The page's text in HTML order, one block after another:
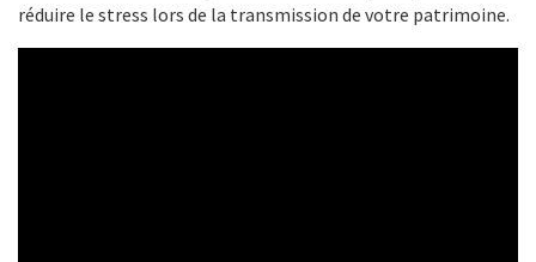
réduire le stress lors de la transmission de votre patrimoine.